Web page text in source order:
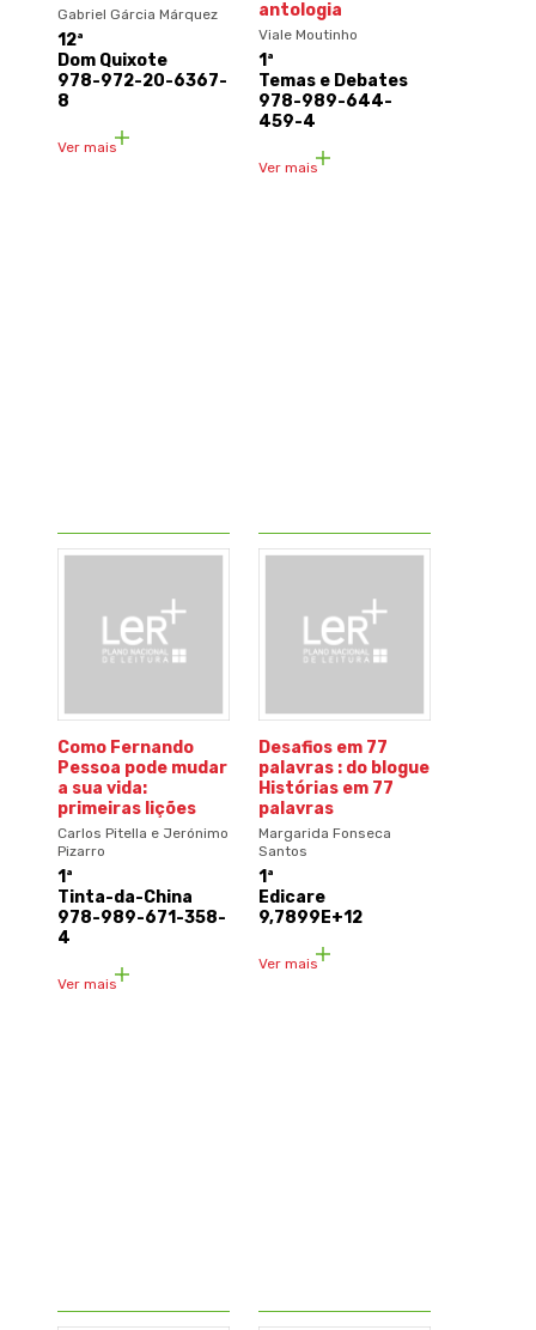
Gabriel Gárcia Márquez
12ª
Dom Quixote
978-972-20-6367-
8
Ver mais
antologia
Viale Moutinho
1ª
Temas e Debates
978-989-644-
459-4
Ver mais
Como Fernando
Pessoa pode mudar
a sua vida:
primeiras lições
Carlos Pitella e Jerónimo
Pizarro
1ª
Tinta-da-China
978-989-671-358-
4
Ver mais
Desafios em 77
palavras : do blogue
Histórias em 77
palavras
Margarida Fonseca
Santos
1ª
Edicare
9,7899E+12
Ver mais